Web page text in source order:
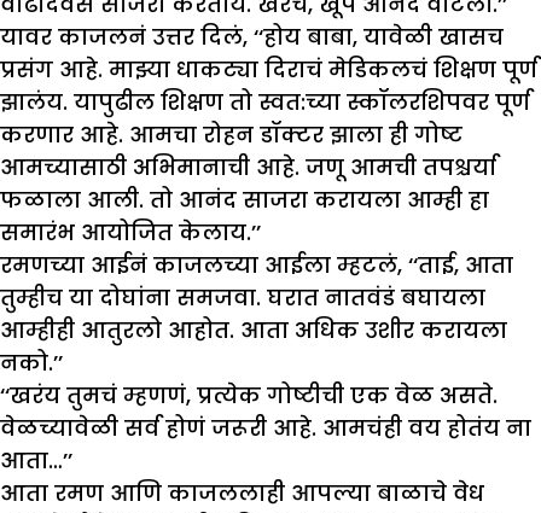
यावर काजलनं उत्तर दिलं, ‘‘होय बाबा, यावेळी खासच
प्रसंग आहे. माझ्या धाकट्या दिराचं मेडिकलचं शिक्षण पूर्ण
झालंय. यापुढील शिक्षण तो स्वत:च्या स्कॉलरशिपवर पूर्ण
करणार आहे. आमचा रोहन डॉक्टर झाला ही गोष्ट
आमच्यासाठी अभिमानाची आहे. जणू आमची तपश्चर्या
फळाला आली. तो आनंद साजरा करायला आम्ही हा
समारंभ आयोजित केलाय.’’
रमणच्या आईनं काजलच्या आईला म्हटलं, ‘‘ताई, आता
तुम्हीच या दोघांना समजवा. घरात नातवंडं बघायला
आम्हीही आतुरलो आहोत. आता अधिक उशीर करायला
नको.’’
‘‘खरंय तुमचं म्हणणं, प्रत्येक गोष्टीची एक वेळ असते.
वेळच्यावेळी सर्व होणं जरूरी आहे. आमचंही वय होतंय ना
आता…’’
आता रमण आणि काजललाही आपल्या बाळाचे वेध